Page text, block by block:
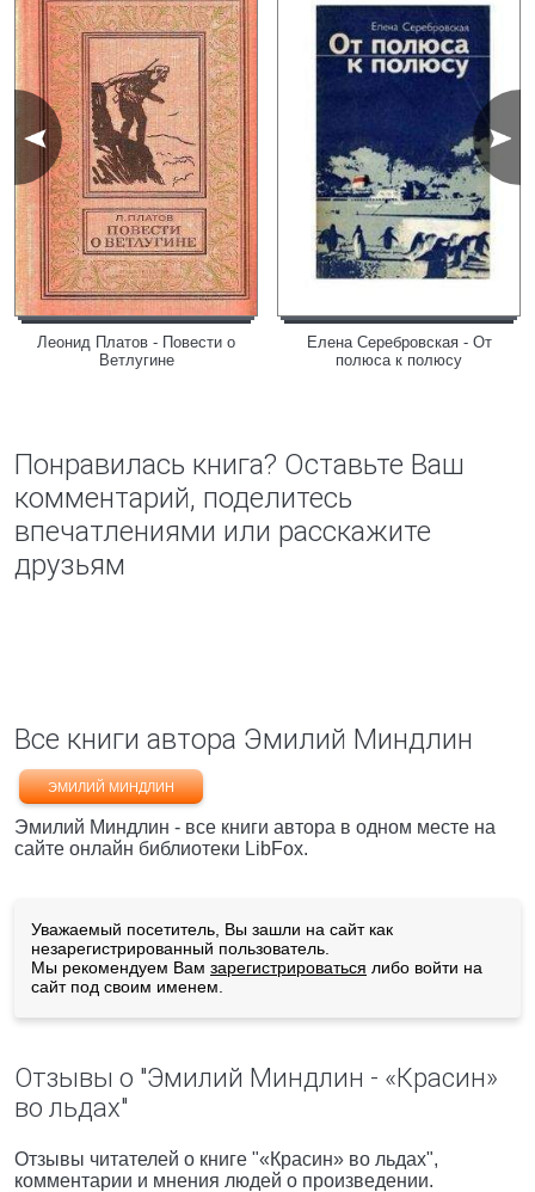
Леонид Платов - Повести о
Ветлугине
Елена Серебровская - От
полюса к полюсу
Понравилась книга? Оставьте Ваш
комментарий, поделитесь
впечатлениями или расскажите
друзьям
Все книги автора Эмилий Миндлин
ЭМИЛИЙ МИНДЛИН
Эмилий Миндлин - все книги автора в одном месте на
сайте онлайн библиотеки LibFox.
Уважаемый посетитель, Вы зашли на сайт как
незарегистрированный пользователь.
Мы рекомендуем Вам зарегистрироваться либо войти на
сайт под своим именем.
Отзывы о "Эмилий Миндлин - «Красин»
во льдах"
Отзывы читателей о книге "«Красин» во льдах",
комментарии и мнения людей о произведении.